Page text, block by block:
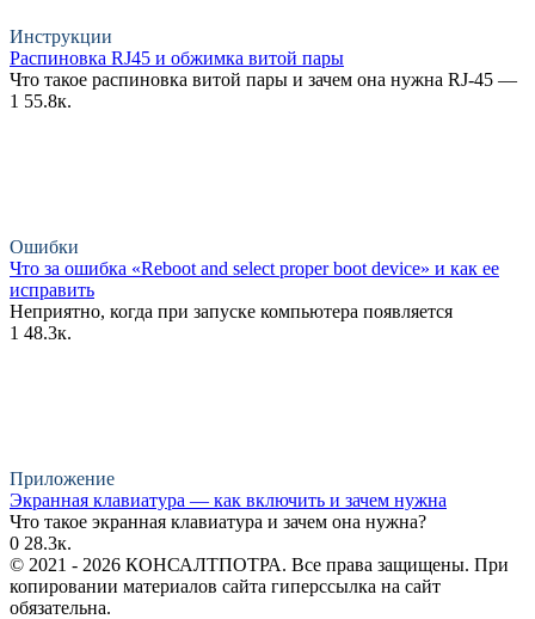
Инструкции
Распиновка RJ45 и обжимка витой пары
Что такое распиновка витой пары и зачем она нужна RJ-45 —
1 55.8к.
Ошибки
Что за ошибка «Reboot and select proper boot device» и как ее
исправить
Неприятно, когда при запуске компьютера появляется
1 48.3к.
Приложение
Экранная клавиатура — как включить и зачем нужна
Что такое экранная клавиатура и зачем она нужна?
0 28.3к.
© 2021 - 2026 КОНСАЛТПОТРА. Все права защищены. При
копировании материалов сайта гиперссылка на сайт
обязательна.